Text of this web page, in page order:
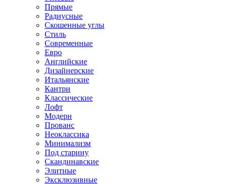
Прямые
Радиусные
Скошенные углы
Стиль
Современные
Евро
Английские
Дизайнерские
Итальянские
Кантри
Классические
Лофт
Модерн
Прованс
Неоклассика
Минимализм
Под старину
Скандинавские
Элитные
Эксклюзивные